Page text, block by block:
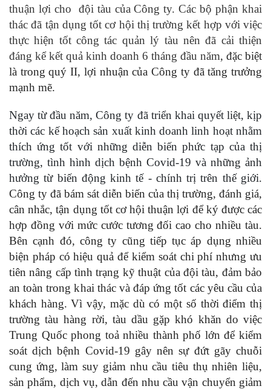
thuận lợi cho đội tàu của Công ty. Các bộ phận khai
thác đã tận dụng tốt cơ hội thị trường kết hợp với việc
thực hiện tốt công tác quản lý tàu nên đã cải thiện
đáng kể kết quả kinh doanh 6 tháng đầu năm, đặc biệt
là trong quý II, lợi nhuận của Công ty đã tăng trưởng
mạnh mẽ.
Ngay từ đầu năm, Công ty đã triển khai quyết liệt, kịp
thời các kế hoạch sản xuất kinh doanh linh hoạt nhằm
thích ứng tốt với những diễn biến phức tạp của thị
trường, tình hình dịch bệnh Covid-19 và những ảnh
hưởng từ biến động kinh tế - chính trị trên thế giới.
Công ty đã bám sát diễn biến của thị trường, đánh giá,
cân nhắc, tận dụng tốt cơ hội thuận lợi để ký được các
hợp đồng với mức cước tương đối cao cho nhiều tàu.
Bên cạnh đó, công ty cũng tiếp tục áp dụng nhiều
biện pháp có hiệu quả để kiểm soát chi phí nhưng ưu
tiên nâng cấp tình trạng kỹ thuật của đội tàu, đảm bảo
an toàn trong khai thác và đáp ứng tốt các yêu cầu của
khách hàng. Vì vậy, mặc dù có một số thời điểm thị
trường tàu hàng rời, tàu dầu gặp khó khăn do việc
Trung Quốc phong toả nhiều thành phố lớn để kiểm
soát dịch bệnh Covid-19 gây nên sự đứt gãy chuỗi
cung ứng, làmsuy giảm nhu cầu tiêu thụnhiên liệu,
sản phẩm, dịch vụ, dẫn đến nhu cầu vận chuyển giảm